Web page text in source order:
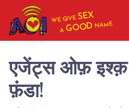
WE GIVESEX
AGOOD NAME
एजेंट्स ओफ़
फ़ंडा!